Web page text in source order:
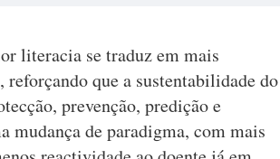
literacia se traduz em mais
que a sustentabilidade do
prevenção, predição e
mudança de paradigma, com mais